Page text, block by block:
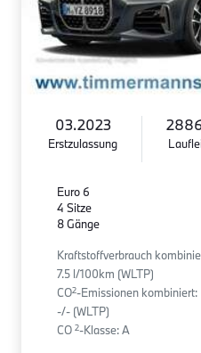
03.2023
Erstzulassung
Euro 6
4 Sitze
8 Gänge
Kraftstoffverbrauch
7.5 l/100km (WLTP)
CO2-Emissionen kombiniert:
-/- (WLTP)
CO 2-Klasse: A